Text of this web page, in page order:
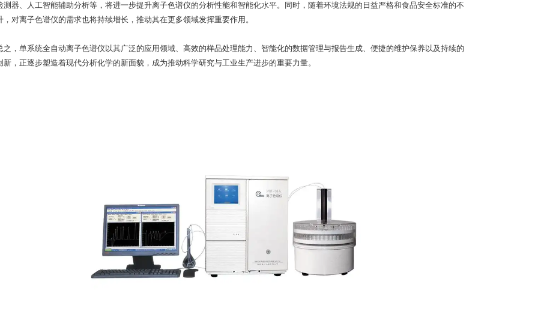
测器、人工智能辅助分析等，将进一步提升离子色谱仪的分析性能和智能化水平。同时，随着环境法规的日益严格和食品安全标准的不
，对离子色谱仪的需求也将持续增长，推动其在更多领域发挥重要作用。
单系统全自动离子色谱仪以其广泛的应用领域、高效的样品处理能力、智能化的数据管理与报告生成、便捷的维护保养以及持续的
新，正逐步塑造着现代分析化学的新面貌，成为推动科学研究与工业生产进步的重要力量。